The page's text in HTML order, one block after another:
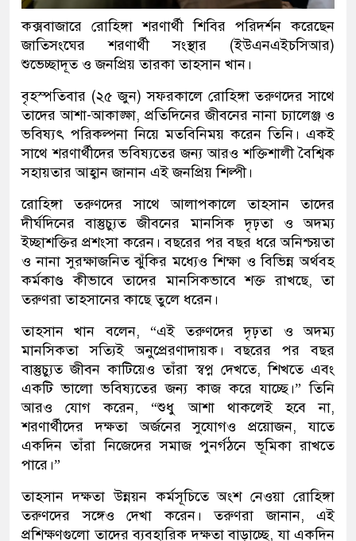
কক্সবাজারে রোহিঙ্গা শরণার্থী শিবির পরিদর্শন করেছেন
জাতিসংঘের শরণার্থী সংস্থার (ইউএনএইচসিআর)
শুভেচ্ছাদূত ও জনপ্রিয় তারকা তাহসান খান।
বৃহস্পতিবার (২৫ জুন) সফরকালে রোহিঙ্গা তরুণদের সাথে
তাদের আশা-আকাঙ্ক্ষা, প্রতিদিনের জীবনের নানা চ্যালেঞ্জ ও
ভবিষ্যৎ পরিকল্পনা নিয়ে মতবিনিময় করেন তিনি। একই
সাথে শরণার্থীদের ভবিষ্যতের জন্য আরও শক্তিশালী বৈশ্বিক
সহায়তার আহ্বান জানান এই জনপ্রিয় শিল্পী।
​রোহিঙ্গা তরুণদের সাথে আলাপকালে তাহসান তাদের
দীর্ঘদিনের বাস্তুচ্যুত জীবনের মানসিক দৃঢ়তা ও অদম্য
ইচ্ছাশক্তির প্রশংসা করেন। বছরের পর বছর ধরে অনিশ্চয়তা
ও নানা সুরক্ষাজনিত ঝুঁকির মধ্যেও শিক্ষা ও বিভিন্ন অর্থবহ
কর্মকাণ্ড কীভাবে তাদের মানসিকভাবে শক্ত রাখছে, তা
তরুণরা তাহসানের কাছে তুলে ধরেন।
​তাহসান খান বলেন, “এই তরুণদের দৃঢ়তা ও অদম্য
মানসিকতা সত্যিই অনুপ্রেরণাদায়ক। বছরের পর বছর
বাস্তুচ্যুত জীবন কাটিয়েও তাঁরা স্বপ্ন দেখতে, শিখতে এবং
একটি ভালো ভবিষ্যতের জন্য কাজ করে যাচ্ছে।” তিনি
আরও যোগ করেন, “শুধু আশা থাকলেই হবে না,
শরণার্থীদের দক্ষতা অর্জনের সুযোগও প্রয়োজন, যাতে
একদিন তাঁরা নিজেদের সমাজ পুনর্গঠনে ভূমিকা রাখতে
পারে।”
​তাহসান দক্ষতা উন্নয়ন কর্মসূচিতে অংশ নেওয়া রোহিঙ্গা
তরুণদের সঙ্গেও দেখা করেন। তরুণরা জানান, এই
প্রশিক্ষণগুলো তাদের ব্যবহারিক দক্ষতা বাড়াচ্ছে, যা একদিন